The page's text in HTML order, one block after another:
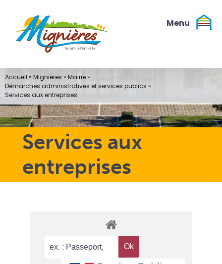
contenu
Services aux
entreprises
Accueil » Mignières » Mairie»
Démarches administratives et services publics »
Services aux entreprises